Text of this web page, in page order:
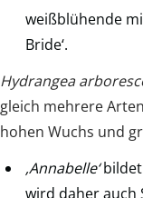
weißblühende
Bride‘.
Hydrangea
gleich mehrere
hohen Wuchs und
‚Annabelle‘bildet
wird daher auch